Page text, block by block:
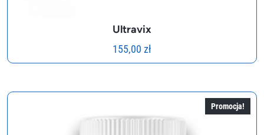
Ultravix
155,00 zł
Promocja!